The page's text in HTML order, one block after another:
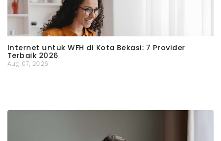
Internet untuk WFH di Kota Bekasi: 7 Provider
Terbaik 2026
Aug 07, 2026